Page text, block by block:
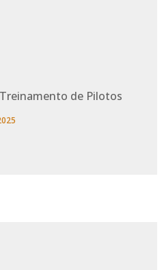
de Pilotos